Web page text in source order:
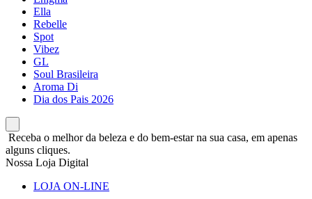
Ella
Rebelle
Spot
Vibez
GL
Soul Brasileira
Aroma Di
Dia dos Pais 2026
Receba o melhor da beleza e do bem-estar na sua casa, em apenas
alguns cliques.
Nossa Loja Digital
LOJA ON-LINE